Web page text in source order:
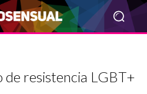
de resistencia LGBT+